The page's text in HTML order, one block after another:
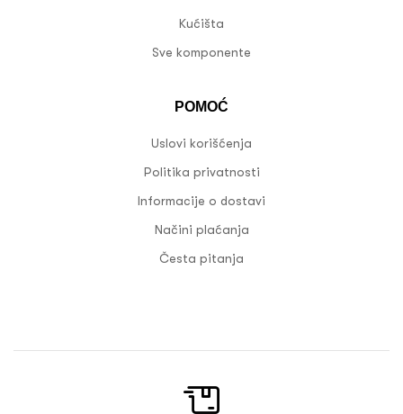
Kućišta
Sve komponente
POMOĆ
Uslovi korišćenja
Politika privatnosti
Informacije o dostavi
Načini plaćanja
Česta pitanja